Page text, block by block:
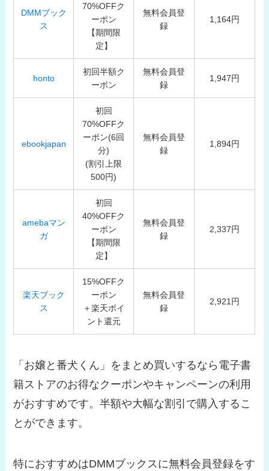
DMMブック
ス
70%OFFク
ーポン
【期間限
定】
無料会員登
録
1,164円
honto
初回半額ク
ーポン
無料会員登
録
1,947円
ebookjapan
初回
70%OFFク
ーポン(6回
分)
(割引上限
500円)
無料会員登
録
1,894円
amebaマン
ガ
初回
40%OFFク
ーポン
【期間限
定】
無料会員登
録
2,337円
楽天ブック
ス
15%OFFク
ーポン
＋楽天ポイ
ント還元
無料会員登
録
2,921円
「お嬢と番犬くん」をまとめ買いするなら電子書
籍ストアのお得なクーポンやキャンペーンの利用
がおすすめです。半額や大幅な割引で購入するこ
とができます。
特におすすめはDMMブックスに無料会員登録をす